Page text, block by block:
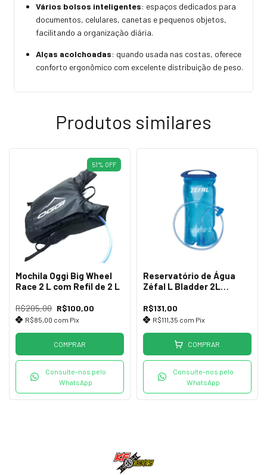
Vários bolsos inteligentes: espaços dedicados para
documentos, celulares, canetas e pequenos objetos,
facilitando a organização diária.
Alças acolchoadas: quando usada nas costas, oferece
conforto ergonômico com excelente distribuição de peso.
Produtos similares
51% OFF
Mochila Oggi Big Wheel
Race 2 L com Refil de 2 L
R$205,00 R$100,00
R$85,00 com Pix
COMPRAR
Consulte-nos pelo
WhatsApp
Reservatório de Água
Zéfal L Bladder 2L
R$131,00
R$111,35 com Pix
COMPRAR
Consulte-nos pelo
WhatsApp